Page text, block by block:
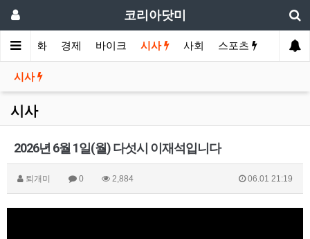
코리아닷미
인 영화 경제 바이크 시사 사회 스포츠 여행
시사
시사
2026년 6월 1일(월) 다섯시 이재석입니다
퇴개미 0 2,884 06.01 21:19